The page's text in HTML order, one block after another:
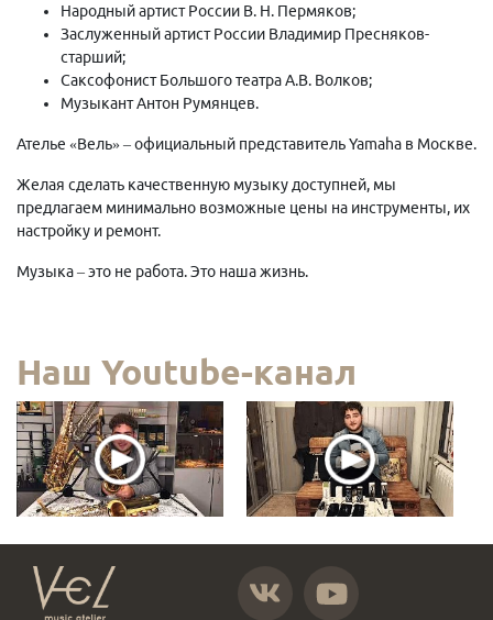
Народный артист России В. Н. Пермяков;
Заслуженный артист России Владимир Пресняков-
старший;
Саксофонист Большого театра А.В. Волков;
Музыкант Антон Румянцев.
Ателье «Вель» – официальный представитель Yamaha в Москве.
Желая сделать качественную музыку доступней, мы
предлагаем минимально возможные цены на инструменты, их
настройку и ремонт.
Музыка – это не работа. Это наша жизнь.
Наш Youtube-канал